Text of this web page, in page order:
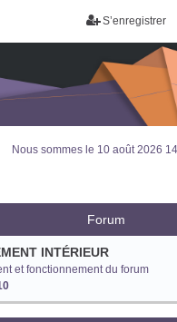
S’enregistrer
Nous sommes le 10 août 2026
Forum
INTÉRIEUR
et fonctionnement du forum